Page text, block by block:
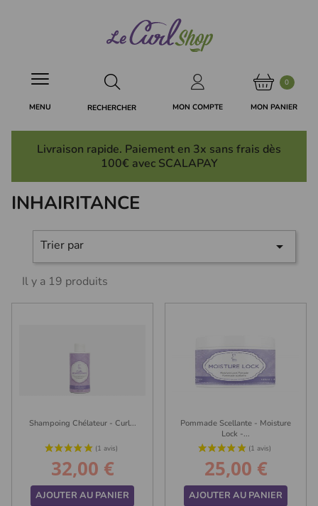
MON COMPTE
0
MON PANIER
RECHERCHER
MENU
Livraison rapide. Paiement en 3x sans frais dès
100€ avec SCALAPAY
INHAIRITANCE
Trier par 
Il y a 19 produits
Shampoing Chélateur - Curl...
Prix
32,00 €
AJOUTER AU PANIER
Pommade Scellante - Moisture
Lock -...
Prix
25,00 €
AJOUTER AU PANIER